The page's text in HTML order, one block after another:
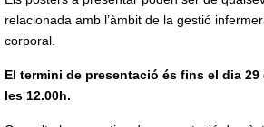
relacionada amb l’àmbit de la gestió
corporal.
El termini de presentació és fins el dia 29
les 12.00h.